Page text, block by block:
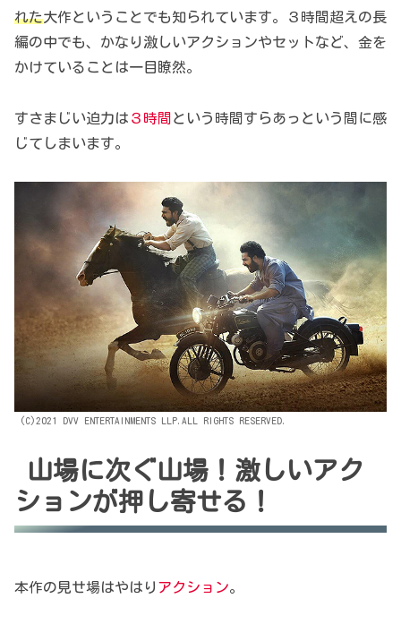
れた大作ということでも知られています。３時間超えの長
編の中でも、かなり激しいアクションやセットなど、金を
かけていることは一目瞭然。
すさまじい迫力は ３時間 という時間すらあっという間に感
じてしまいます。
(C)2021 DVV ENTERTAINMENTS LLP.ALL RIGHTS RESERVED.
山場に次ぐ山場！激しいアク
ションが押し寄せる！
本作の見せ場はやはり アクション。